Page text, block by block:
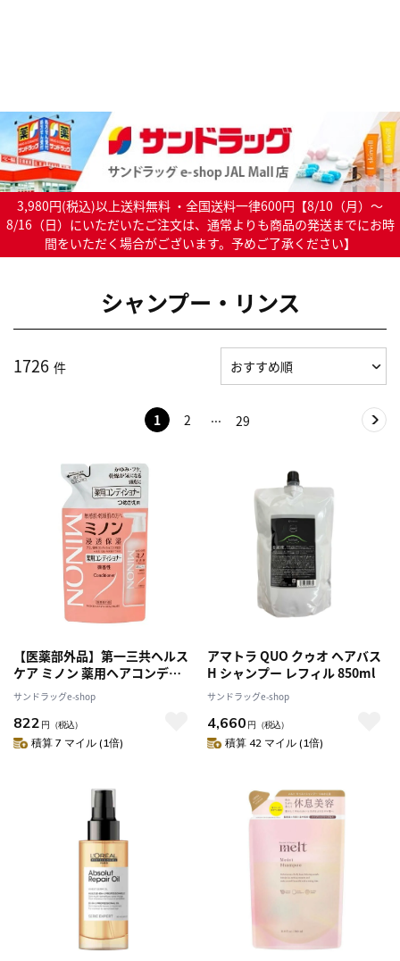
3,980円(税込)以上送料無料 ・全国送料一律600円【8/10（月）～
8/16（日）にいただいたご注文は、通常よりも商品の発送までにお時
間をいただく場合がございます。予めご了承ください】
シャンプー・リンス
1726 件
1 2 29
【医薬部外品】第一三共ヘルス
ケア ミノン 薬用ヘアコンディ
ショナー 詰め替え 380ml
サンドラッグe-shop
822 円 （税込）
積算 7 マイル (1倍)
アマトラ QUO クゥオ ヘアバス
H シャンプー レフィル 850ml
サンドラッグe-shop
4,660 円 （税込）
積算 42 マイル (1倍)